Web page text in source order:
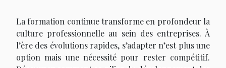
La formation continue transforme en profondeur la
culture professionnelle au sein des entreprises. À
l’ère des évolutions rapides, s’adapter n’est plus une
option mais une nécessité pour rester compétitif.